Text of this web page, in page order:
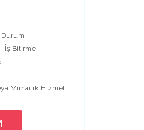
Durum
İş Bitirme
Mimarlık Hizmet